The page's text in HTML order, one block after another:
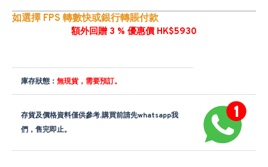
如選擇 FPS 轉數快或銀行轉賬付款
額外回贈 3 % 優惠價 HK$5930
庫存狀態： 無現貨，需要預訂。
存貨及價格資料僅供參考,購買前請先whatsapp我
們，售完即止。